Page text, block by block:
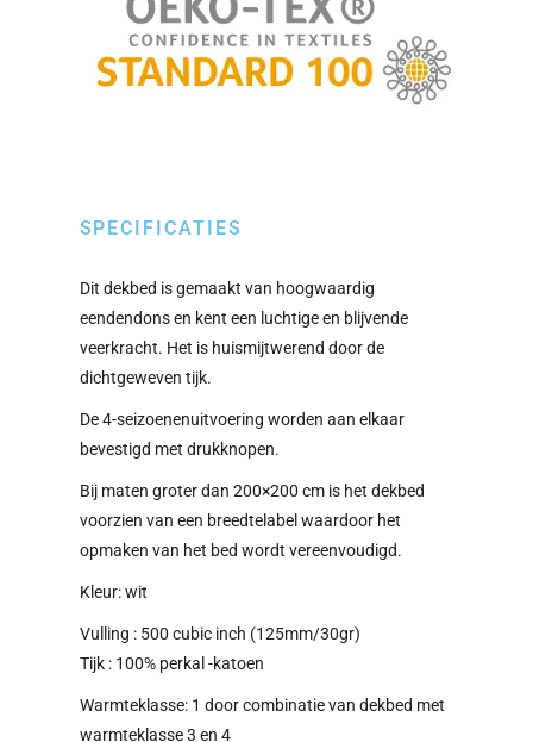
SPECIFICATIES
Dit dekbed is gemaakt van hoogwaardig
eendendons en kent een luchtige en blijvende
veerkracht. Het is huismijtwerend door de
dichtgeweven tijk.
De 4-seizoenenuitvoering worden aan elkaar
bevestigd met drukknopen.
Bij maten groter dan 200×200 cm is het dekbed
voorzien van een breedtelabel waardoor het
opmaken van het bed wordt vereenvoudigd.
Kleur: wit
Vulling : 500 cubic inch (125mm/30gr)
Tijk : 100% perkal -katoen
Warmteklasse: 1 door combinatie van dekbed met
warmteklasse 3 en 4